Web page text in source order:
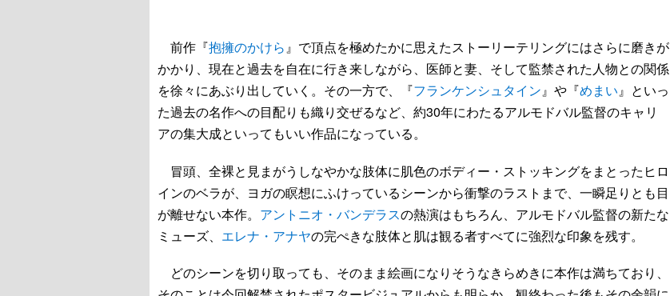
前作『抱擁のかけら』で頂点を極めたかに思えたストーリーテリングにはさらに磨きが
かかり、現在と過去を自在に行き来しながら、医師と妻、そして監禁された人物との関係
を徐々にあぶり出していく。その一方で、『フランケンシュタイン』や『めまい』といっ
た過去の名作への目配りも織り交ぜるなど、約30年にわたるアルモドバル監督のキャリ
アの集大成といってもいい作品になっている。
冒頭、全裸と見まがうしなやかな肢体に肌色のボディー・ストッキングをまとったヒロ
インのベラが、ヨガの瞑想にふけっているシーンから衝撃のラストまで、一瞬足りとも目
が離せない本作。 アントニオ・バンデラスの熱演はもちろん、アルモドバル監督の新たな
ミューズ、 エレナ・アナヤの完ぺきな肢体と肌は観る者すべてに強烈な印象を残す。
どのシーンを切り取っても、そのまま絵画になりそうなきらめきに本作は満ちており、